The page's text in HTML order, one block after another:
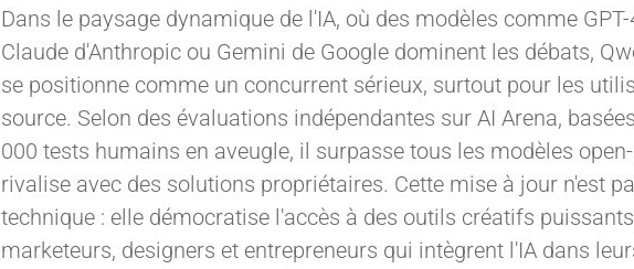
Dans le paysage dynamique de l'IA, où des modèles comme GPT-
Claude d'Anthropic ou Gemini de Google dominent les débats,
se positionne comme un concurrent sérieux, surtout pour les
source. Selon des évaluations indépendantes sur AI Arena,
000 tests humains en aveugle, il surpasse tous les modèles
rivalise avec des solutions propriétaires. Cette mise à jour n'est
technique : elle démocratise l'accès à des outils créatifs
marketeurs, designers et entrepreneurs qui intègrent l'IA dans